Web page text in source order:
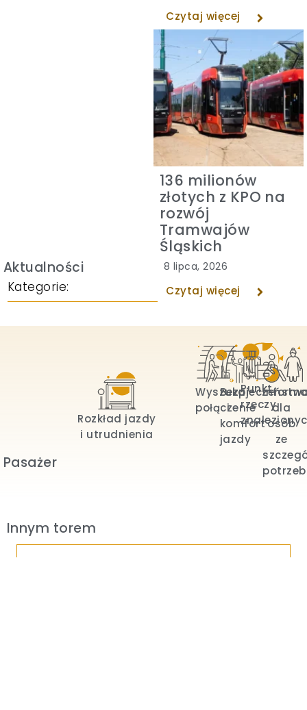
Aktualności
Kategorie:
Czytaj więcej
136 milionów
złotych z KPO na
rozwój
Tramwajów
Śląskich
8 lipca, 2026
Czytaj więcej
Pasażer
Rozkład jazdy
i utrudnienia
Wyszukaj
połączenie
i
komfort
jazdy
Punkt
rzeczydla
osób
ze
Innym torem